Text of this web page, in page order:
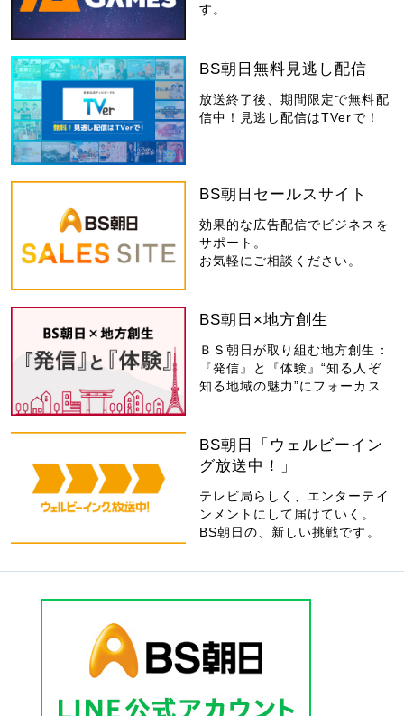
す。
BS朝日無料見逃し配信
放送終了後、期間限定で無料配
信中！見逃し配信はTVerで！
BS朝日セールスサイト
効果的な広告配信でビジネスを
サポート。
お気軽にご相談ください。
BS朝日×地方創生
ＢＳ朝日が取り組む地方創生：
『発信』と『体験』“知る人ぞ
知る地域の魅力”にフォーカス
BS朝日「ウェルビーイン
グ放送中！」
テレビ局らしく、エンターテイ
ンメントにして届けていく。
BS朝日の、新しい挑戦です。